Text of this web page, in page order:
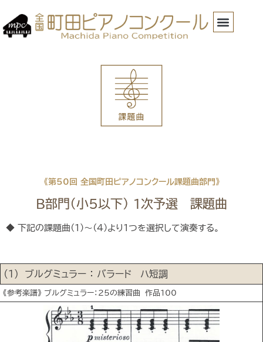
《第50回 全国町田ピアノコンクール課題曲部門》
B部門（小5以下） 1次予選 課題曲
◆ 下記の課題曲(1)～(4)より１つを選択して演奏する。
(1) ブルグミュラー ： バラード ハ短調
《参考楽譜》 ブルグミュラー：25の練習曲 作品100